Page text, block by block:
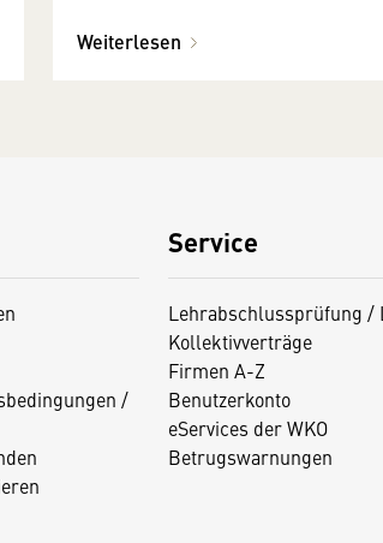
Weiterlesen
/
Service
Lehrabschlussprüfung /
Kollektivverträge
Firmen A-Z
Benutzerkonto
eServices der WKO
Betrugswarnungen